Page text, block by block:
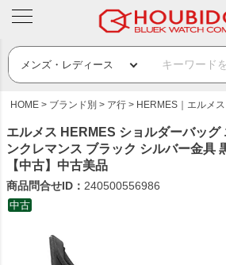
HOME ブランド別 ア行 HERMES｜エルメス
エルメス HERMES ショルダーバッグ
ンクレマンス ブラック シルバー金具
【中古】中古美品
商品問合せID： 240500556986
中古